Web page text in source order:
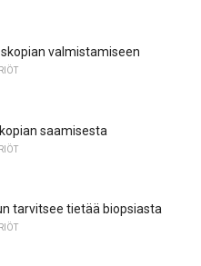
valmistamiseen
saamisesta
tarvitsee tietää biopsiasta